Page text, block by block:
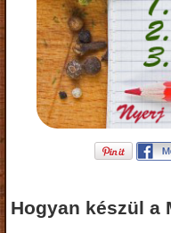
Hogyan készül a